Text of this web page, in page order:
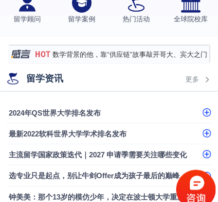
留学顾问 留学案例 热门活动 全球院校库
伯明翰大学数字媒体与创意产业硕士录取案例
西南财经大学投资学背景，成功斩获英国名校多份
硕士录取
数学背景的他，靠“供应链”故事敲开哥大、宾大之门
专科逆袭伦敦大学学院UCL录取案例解析
香港浸会大学伦理与公共事务硕士录取
留学资讯 更多
2024年QS世界大学排名发布
最新2022软科世界大学学术排名发布
主流留学国家政策迭代｜2027 申请季需要关注哪些变化
选专业只是起点，别让牛剑Offer成为孩子最后的巅峰
钟美美：那个13岁的模仿少年，决定在波士顿大学重新定义自己